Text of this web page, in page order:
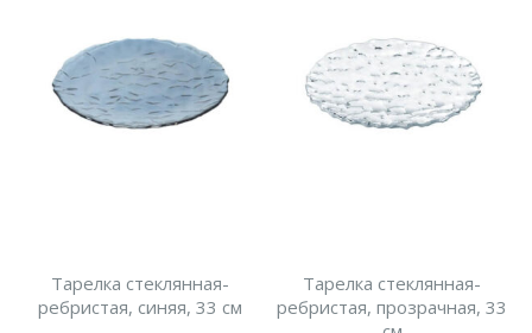
Тарелка стеклянная-
ребристая, синяя, 33 см
Тарелка стеклянная-
ребристая, прозрачная, 33